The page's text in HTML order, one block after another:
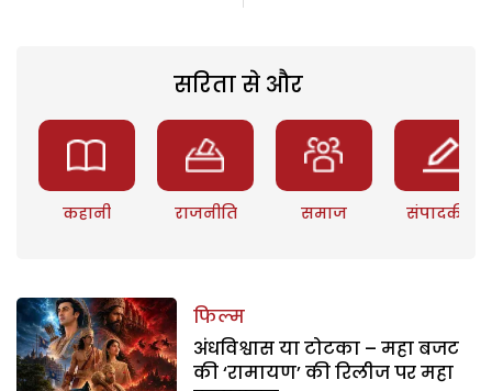
सरिता से और
कहानी राजनीति समाज संपादकीय
फिल्म
अंधविश्वास या टोटका – महा बजट
की ‘रामायण’ की रिलीज पर महा